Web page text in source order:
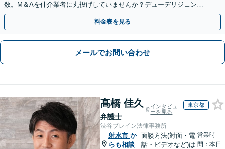
数。M＆Aを仲介業者に丸投げしていませんか？デューデリジェンス
や契約書作成・交渉はお任せください【初回無料】
料金表を見る
メールでお問い合わせ
髙橋 佳久
弁護士
インタビュ
ーを見る
東京都
渋谷ブレイン法律事務所
射水市 か
らも相談
面談方法(対面・電
話・ビデオなど)は
営業時
間：本日